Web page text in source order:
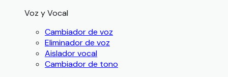
Voz y Vocal
Cambiador de voz
Eliminador de voz
Aislador vocal
Cambiador de tono